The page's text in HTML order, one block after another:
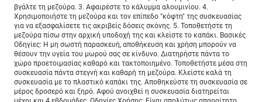
βγάλτε τη μεζούρα. 3. Αφαιρέστε το κάλυμμα αλουμινίου. 4.
Χρησιμοποιήστε τη μεζούρα και τον επίπεδο "κόφτη" της συσκευασίας
για να εξασφαλίσετε τις ακριβείς δόσεις σκόνης. 5. Τοποθετήστε τη
μεζούρα πίσω στην αρχική υποδοχή της και κλείστε το καπάκι. Βασικές
Οδηγίες: Η μη σωστή παρασκευή, αποθήκευση και χρήση μπορούν να
θέσουν την υγεία του μωρού σας σε κίνδυνο. Διατηρήστε πάντα το
χώρο προετοιμασίας καθαρό και τακτοποιημένο. Τοποθετήστε μέσα στη
συσκευασία πάντα στεγνή και καθαρή τη μεζούρα. Κλείστε καλά τη
συσκευασία με το πλαστικό καπάκι της. Αποθηκεύστε τη συσκευασία σε
μέρος δροσερό και ξηρό. Αφού ανοιχθεί η συσκευασία διατηρείται